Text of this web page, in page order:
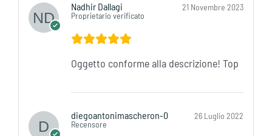
Nadhir Dallagi
Proprietario verificato
21 Novembre 2023
Oggetto conforme alla descrizione! Top
diegoantonimascheron-0
Recensore
26 Luglio 2022